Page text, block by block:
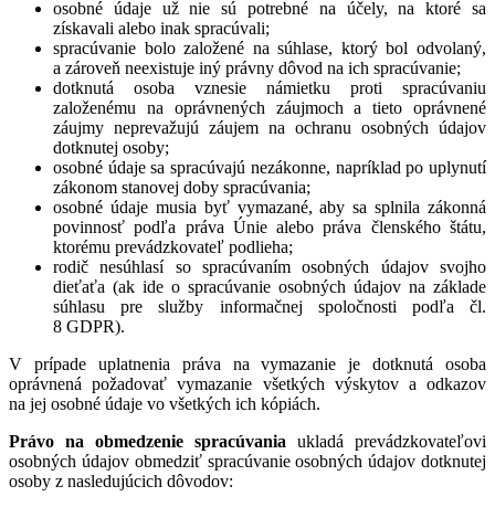
osobné údaje už nie sú potrebné na účely, na ktoré sa
získavali alebo inak spracúvali;
spracúvanie bolo založené na súhlase, ktorý bol odvolaný,
a zároveň neexistuje iný právny dôvod na ich spracúvanie;
dotknutá osoba vznesie námietku proti spracúvaniu
založenému na oprávnených záujmoch a tieto oprávnené
záujmy neprevažujú záujem na ochranu osobných údajov
dotknutej osoby;
osobné údaje sa spracúvajú nezákonne, napríklad po uplynutí
zákonom stanovej doby spracúvania;
osobné údaje musia byť vymazané, aby sa splnila zákonná
povinnosť podľa práva Únie alebo práva členského štátu,
ktorému prevádzkovateľ podlieha;
rodič nesúhlasí so spracúvaním osobných údajov svojho
dieťaťa (ak ide o spracúvanie osobných údajov na základe
súhlasu pre služby informačnej spoločnosti podľa čl.
8 GDPR).
V prípade uplatnenia práva na vymazanie je dotknutá osoba
oprávnená požadovať vymazanie všetkých výskytov a odkazov
na jej osobné údaje vo všetkých ich kópiách.
Právo na obmedzenie spracúvania ukladá prevádzkovateľovi
osobných údajov obmedziť spracúvanie osobných údajov dotknutej
osoby z nasledujúcich dôvodov: